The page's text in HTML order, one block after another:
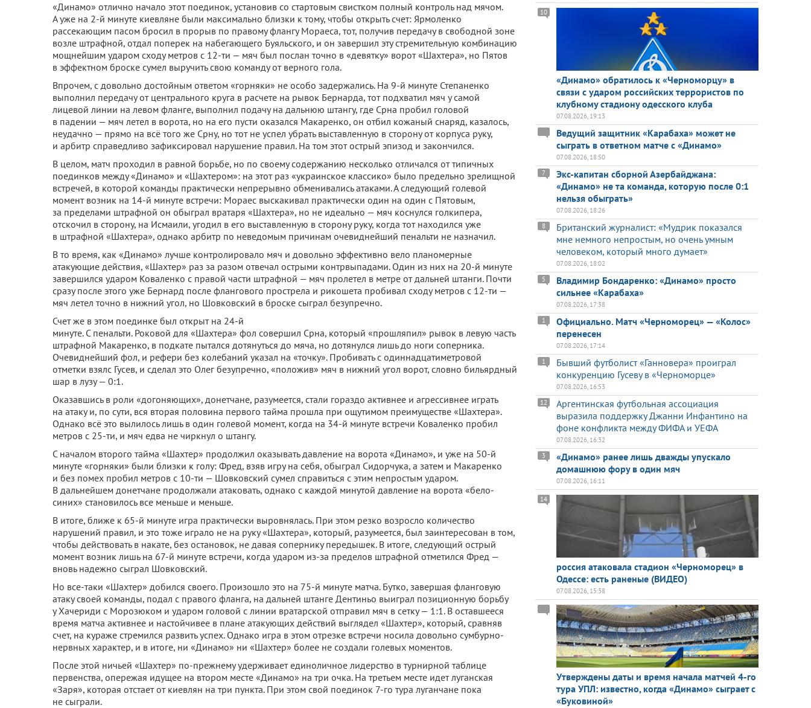
«Динамо» отлично начало этот поединок, установив со стартовым свистком полный контроль над мячом.
А уже на 2-й минуте киевляне были максимально близки к тому, чтобы открыть счет: Ярмоленко
рассекающим пасом бросил в прорыв по правому флангу Мораеса, тот, получив передачу в свободной зоне
возле штрафной, отдал поперек на набегающего Буяльского, и он завершил эту стремительную комбинацию
мощнейшим ударом сходу метров с 12-ти — мяч был послан точно в «девятку» ворот «Шахтера», но Пятов
в эффектном броске сумел выручить свою команду от верного гола.
Впрочем, с довольно достойным ответом «горняки» не особо задержались. На 9-й минуте Степаненко
выполнил передачу от центрального круга в расчете на рывок Бернарда, тот подхватил мяч у самой
лицевой линии на левом фланге, выполнил подачу на дальнюю штангу, где Срна пробил головой
в падении — мяч летел в ворота, но на его пусти оказался Макаренко, он отбил кожаный снаряд, казалось,
неудачно — прямо на всё того же Срну, но тот не успел убрать выставленную в сторону от корпуса руку,
и арбитр справедливо зафиксировал нарушение правил. На том этот острый эпизод и закончился.
В целом, матч проходил в равной борьбе, но по своему содержанию несколько отличался от типичных
поединков между «Динамо» и «Шахтером»: на этот раз «украинское классико» было предельно зрелищной
встречей, в которой команды практически непрерывно обменивались атаками. А следующий голевой
момент возник на 14-й минуте встречи: Мораес выскакивал практически один на один с Пятовым,
за пределами штрафной он обыграл вратаря «Шахтера», но не идеально — мяч коснулся голкипера,
отскочил в сторону, на Исмаили, угодил в его выставленную в сторону руку, когда тот находился уже
в штрафной «Шахтера», однако арбитр по неведомым причинам очевиднейший пенальти не назначил.
В то время, как «Динамо» лучше контролировало мяч и довольно эффективно вело планомерные
атакующие действия, «Шахтер» раз за разом отвечал острыми контрвыпадами. Один из них на 20-й минуте
завершился ударом Коваленко с правой части штрафной — мяч пролетел в метре от дальней штанги. Почти
сразу после этого уже Бернард после флангового прострела и рикошета пробивал сходу метров с 12-ти —
мяч летел точно в нижний угол, но Шовковский в броске сыграл безупречно.
Счет же в этом поединке был открыт на 24-й
минуте. С пенальти. Роковой для «Шахтера» фол совершил Срна, который «прошляпил» рывок в левую часть
штрафной Макаренко, в подкате пытался дотянуться до мяча, но дотянулся лишь до ноги соперника.
Очевиднейший фол, и рефери без колебаний указал на «точку». Пробивать с одиннадцатиметровой
отметки взялс Гусев, и сделал это Олег безупречно, «положив» мяч в нижний угол ворот, словно бильярдный
шар в лузу — 0:1.
Оказавшись в роли «догоняющих», донетчане, разумеется, стали гораздо активнее и агрессивнее играть
на атаку и, по сути, вся вторая половина первого тайма прошла при ощутимом преимуществе «Шахтера».
Однако всё это вылилось лишь в один голевой момент, когда на 34-й минуте встречи Коваленко пробил
метров с 25-ти, и мяч едва не чиркнул о штангу.
С началом второго тайма «Шахтер» продолжил оказывать давление на ворота «Динамо», и уже на 50-й
минуте «горняки» были близки к голу: Фред, взяв игру на себя, обыграл Сидорчука, а затем и Макаренко
и без помех пробил метров с 10-ти — Шовковский сумел справиться с этим непростым ударом.
В дальнейшем донетчане продолжали атаковать, однако с каждой минутой давление на ворота «бело-
синих» становилось все меньше и меньше.
В итоге, ближе к 65-й минуте игра практически выровнялась. При этом резко возросло количество
нарушений правил, и это тоже играло не на руку «Шахтера», который, разумеется, был заинтересован в том,
чтобы действовать в накате, без остановок, не давая сопернику передышек. В итоге, следующий острый
момент возник лишь на 67-й минуте встречи, когда ударом из-за пределов штрафной отметился Фред —
вновь надежно сыграл Шовковский.
Но все-таки «Шахтер» добился своего. Произошло это на 75-й минуте матча. Бутко, завершая фланговую
атаку своей команды, подал с правого фланга, на дальней штанге Дентиньо выиграл позиционную борьбу
у Хачериди с Морозюком и ударом головой с линии вратарской отправил мяч в сетку — 1:1. В оставшееся
время матча активнее и настойчивее в плане атакующих действий выглядел «Шахтер», который, сравняв
счет, на кураже стремился развить успех. Однако игра в этом отрезке встречи носила довольно сумбурно-
нервных характер, и в итоге, ни «Динамо» ни «Шахтер» более не создали голевых моментов.
После этой ничьей «Шахтер» по-прежнему удерживает единоличное лидерство в турнирной таблице
первенства, опережая идущее на втором месте «Динамо» на три очка. На третьем месте идет луганская
«Заря», которая отстает от киевлян на три пункта. При этом свой поединок 7-го тура луганчане пока
не сыграли.
«Динамо» обратилось к «Черноморцу» в
связи с ударом российских террористов по
клубному стадиону одесского клуба
10
07.08.2026, 19:13
Ведущий защитник «Карабаха» может не
сыграть в ответном матче с «Динамо»
07.08.2026, 18:50
Экс-капитан сборной Азербайджана:
«Динамо» не та команда, которую после 0:1
нельзя обыграть»
7
07.08.2026, 18:26
Британский журналист: «Мудрик показался
мне немного непростым, но очень умным
человеком, который много думает»
8
07.08.2026, 18:02
Владимир Бондаренко: «Динамо» просто
сильнее «Карабаха»
5
07.08.2026, 17:38
Официально. Матч «Черноморец» — «Колос»
перенесен
1
07.08.2026, 17:14
Бывший футболист «Ганновера» проиграл
конкуренцию Гусеву в «Черноморце»
1
07.08.2026, 16:53
Аргентинская футбольная ассоциация
выразила поддержку Джанни Инфантино на
фоне конфликта между ФИФА и УЕФА
12
07.08.2026, 16:32
«Динамо» ранее лишь дважды упускало
домашнюю фору в один мяч
3
07.08.2026, 16:11
россия атаковала стадион «Черноморец» в
Одессе: есть раненые (ВИДЕО)
14
07.08.2026, 15:38
Утверждены даты и время начала матчей 4-го
тура УПЛ: известно, когда «Динамо» сыграет с
«Буковиной»